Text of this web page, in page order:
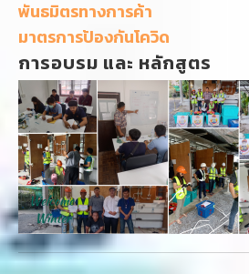
พันธมิตรทางการค้า
มาตรการป้องกันโควิด
การอบรม และ หลักสูตร